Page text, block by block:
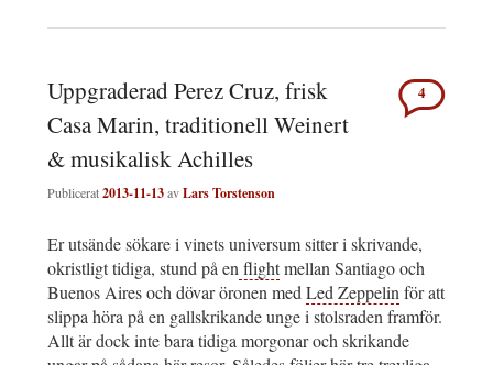
Uppgraderad Perez Cruz, frisk
Casa Marin, traditionell Weinert
& musikalisk Achilles
Publicerat2013-11-13avLars Torstenson
4
Er utsände sökare i vinets universum sitter i skrivande,
okristligt tidiga, stund på enflightmellan Santiago och
Buenos Aires och dövar öronen medLed Zeppelinför att
slippa höra på en gallskrikande unge i stolsraden framför.
Allt är dock inte bara tidiga morgonar och skrikande